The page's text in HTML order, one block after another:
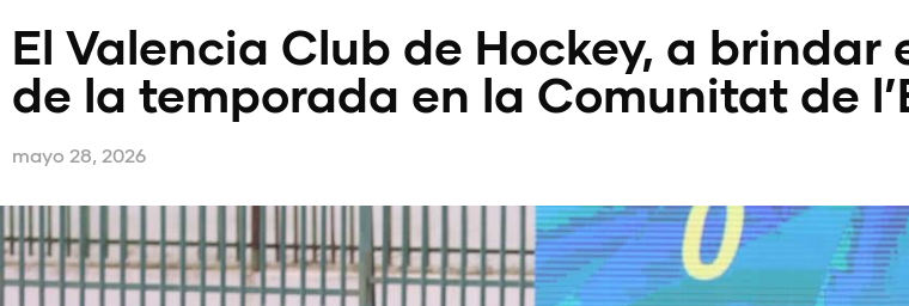
El Valencia Club de Hockey, a brindar
de la temporada en la Comunitat de
mayo 28, 2026